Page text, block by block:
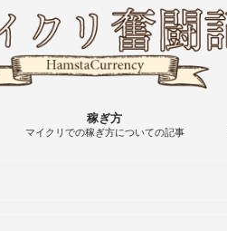
稼ぎ方
マイクリでの稼ぎ方についての記事